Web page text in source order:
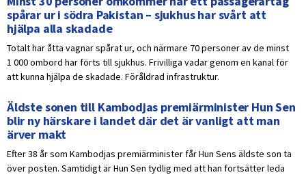
spårar ur i södra Pakistan – sjukhus har svårt att
hjälpa alla skadade
Totalt har åtta vagnar spårat ur, och närmare 70 personer av de minst
1 000 ombord har förts till sjukhus. Frivilliga vadar genom en kanal för
att kunna hjälpa de skadade. Föråldrad infrastruktur.
Äldste sonen till Kambodjas premiärminister Hun Sen
blir ny härskare i landet där det är vanligt att man
ärver makt
Efter 38 år som Kambodjas premiärminister får Hun Sens äldste son ta
över posten. Samtidigt är Hun Sen tydlig med att han fortsätter leda